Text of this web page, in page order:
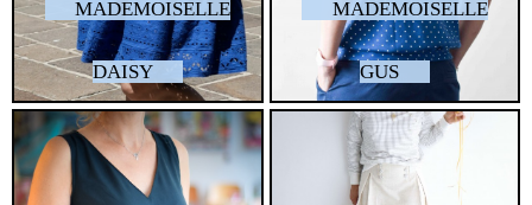
MADEMOISELLE
DAISY
MADEMOISELLE
GUS